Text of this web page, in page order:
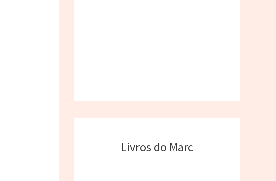
Livros do Marc